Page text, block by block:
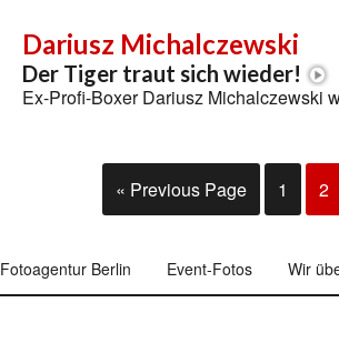
Dariusz Michalczewski
Der Tiger traut sich wieder!
Ex-Profi-Boxer Dariusz Michalczewski
« Previous Page 1 2
Fotoagentur Berlin Event-Fotos Wir